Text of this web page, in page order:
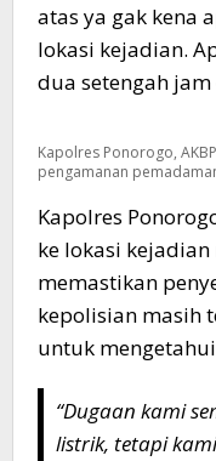
atas ya gak kena
lokasi kejadian.
dua setengah
Kapolres Ponorogo,
pengamanan
Kapolres
ke lokasi
memastikan
kepolisian masih
untuk
“Dugaan kami
listrik, tetapi